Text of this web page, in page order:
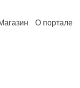
О портале